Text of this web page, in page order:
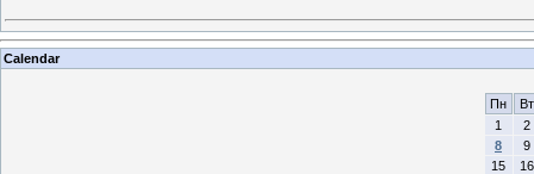
Calendar
Пн
Вт
1
2
8
9
15
16